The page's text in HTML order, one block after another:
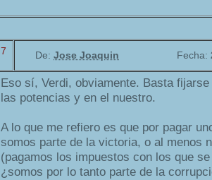
7 De: Jose Joaquin Fecha:
Eso sí, Verdi, obviamente. Basta
las potencias y en el nuestro.
A lo que me refiero es que por pagar
somos parte de la victoria, o al menos
(pagamos los impuestos con los que
¿somos por lo tanto parte de la